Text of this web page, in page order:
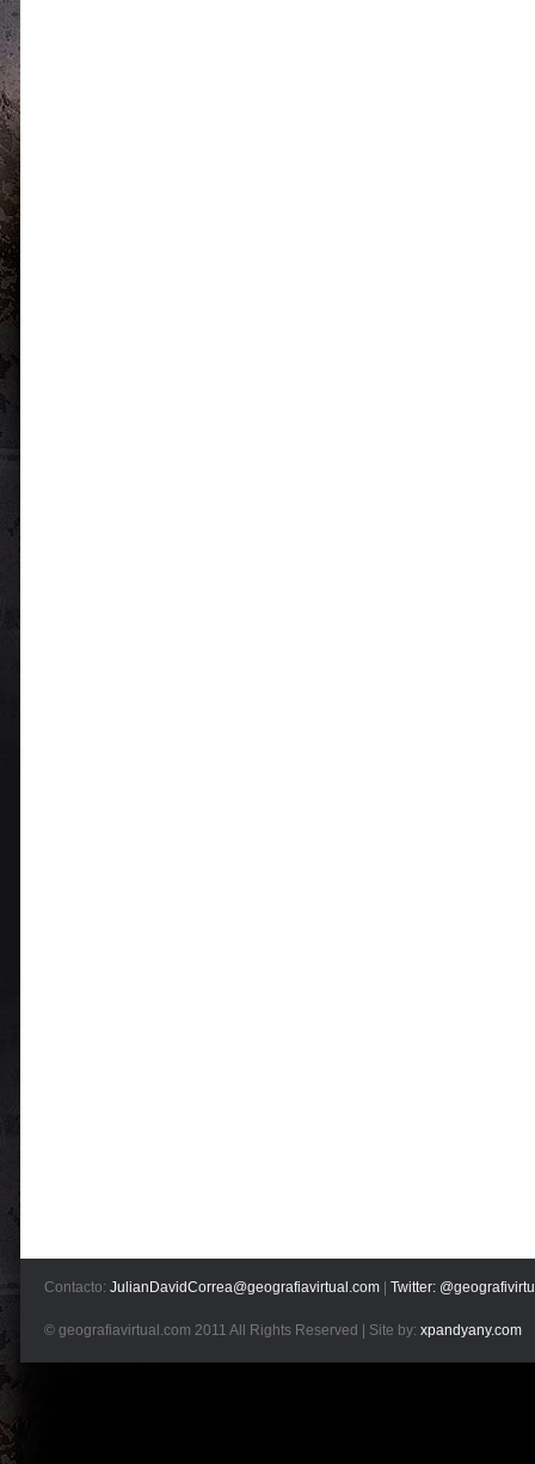
Contacto: JulianDavidCorrea@geografiavirtual.com Twitter:
© geografiavirtual.com 2011 All Rights Reserved | Site by: xpandyany.com